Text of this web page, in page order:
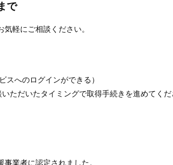
で
軽にご相談ください。
へのログインができる）
ただいたタイミングで取得手続きを進めてくだ
事業者に認定されました。